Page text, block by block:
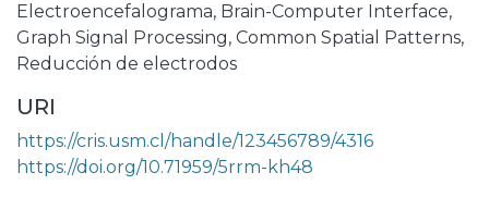
Electroencefalograma, Brain-Computer Interface,
Graph Signal Processing, Common Spatial Patterns,
Reducción de electrodos
URI
https://cris.usm.cl/handle/123456789/4316
https://doi.org/10.71959/5rrm-kh48